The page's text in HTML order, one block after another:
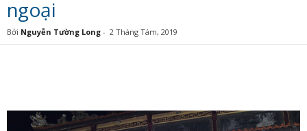
ngoại
Bởi Nguyễn Tường Long - 2 Tháng Tám, 2019